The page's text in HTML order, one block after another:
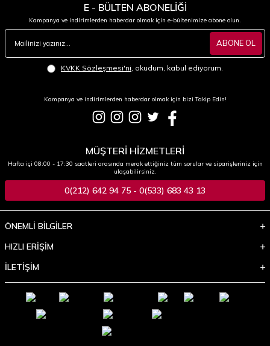
E - BÜLTEN ABONELİĞİ
Kampanya ve indirimlerden haberdar olmak için e-bültenimize abone olun.
ABONE OL
KVKK Sözleşmesi'ni , okudum, kabul ediyorum.
Kampanya ve indirimlerden haberdar olmak için bizi Takip Edin!
MÜŞTERİ HİZMETLERİ
Hafta içi 08:00 - 17:30 saatleri arasında merak ettiğiniz tüm sorular ve siparişleriniz için
ulaşabilirsiniz.
0(212) 642 94 75 - 0(533) 683 43 13
ÖNEMLİ BİLGİLER
HIZLI ERİŞİM
İLETİŞİM